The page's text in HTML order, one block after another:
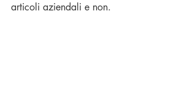
articoli aziendali e non.